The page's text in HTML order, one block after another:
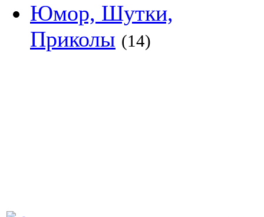
Юмор, Шутки,
Приколы (14)